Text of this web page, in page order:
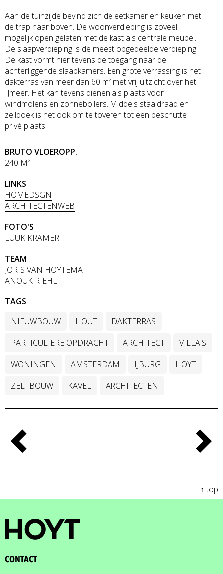
Aan de tuinzijde bevind zich de eetkamer en keuken met
de trap naar boven. De woonverdieping is zoveel
mogelijk open gelaten met de kast als centrale meubel.
De slaapverdieping is de meest opgedeelde verdieping.
De kast vormt hier tevens de toegang naar de
achterliggende slaapkamers. Een grote verrassing is het
dakterras van meer dan 60 m² met vrij uitzicht over het
IJmeer. Het kan tevens dienen als plaats voor
windmolens en zonneboilers. Middels staaldraad en
zeildoek is het ook om te toveren tot een beschutte
privé plaats.
BRUTO VLOEROPP.
240 M²
LINKS
HOMEDSGN
ARCHITECTENWEB
FOTO'S
LUUK KRAMER
TEAM
JORIS VAN HOYTEMA
ANOUK RIEHL
TAGS
NIEUWBOUW
HOUT
DAKTERRAS
PARTICULIERE OPDRACHT
ARCHITECT
VILLA'S
WONINGEN
AMSTERDAM IJBURG
HOYT
ZELFBOUW
KAVEL ARCHITECTEN
↑ top
CONTACT